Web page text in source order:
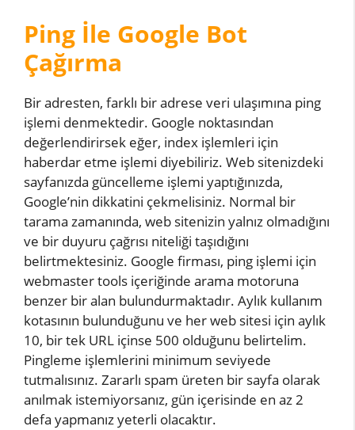
Ping İle Google Bot
Çağırma
Bir adresten, farklı bir adrese veri ulaşımına ping
işlemi denmektedir. Google noktasından
değerlendirirsek eğer, index işlemleri için
haberdar etme işlemi diyebiliriz. Web sitenizdeki
sayfanızda güncelleme işlemi yaptığınızda,
Google’nin dikkatini çekmelisiniz. Normal bir
tarama zamanında, web sitenizin yalnız olmadığını
ve bir duyuru çağrısı niteliği taşıdığını
belirtmektesiniz. Google firması, ping işlemi için
webmaster tools içeriğinde arama motoruna
benzer bir alan bulundurmaktadır. Aylık kullanım
kotasının bulunduğunu ve her web sitesi için aylık
10, bir tek URL içinse 500 olduğunu belirtelim.
Pingleme işlemlerini minimum seviyede
tutmalısınız. Zararlı spam üreten bir sayfa olarak
anılmak istemiyorsanız, gün içerisinde en az 2
defa yapmanız yeterli olacaktır.